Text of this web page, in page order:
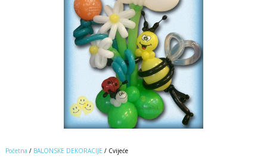
Početna / BALONSKE DEKORACIJE / Cvijeće